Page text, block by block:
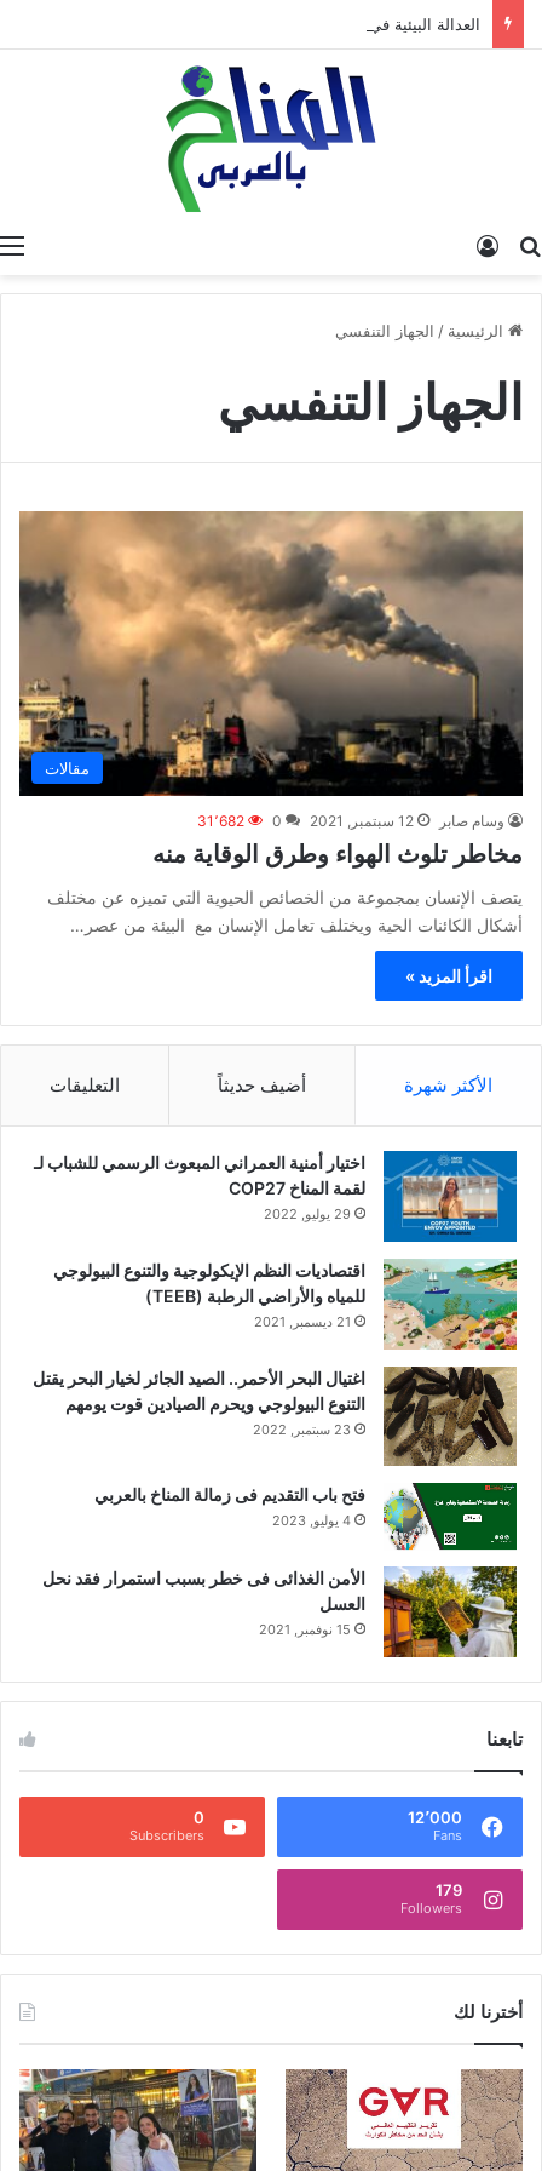
البحث عن
الرئيسية / الجهاز التنفسي
الجهاز التنفسي
مقالات
وسام صابر 12 سبتمبر, 2021 0 31٬682
مخاطر تلوث الهواء وطرق الوقاية منه
يتصف الإنسان بمجموعة من الخصائص الحيوية التي تميزه عن مختلف
أشكال الكائنات الحية ويختلف تعامل الإنسان مع البيئة من عصر…
اقرأ المزيد »
الأكثر شهرة أضيف حديثاً التعليقات
اختيار أمنية العمراني المبعوث الرسمي للشباب لـ
لقمة المناخ COP27
29 يوليو, 2022
اقتصاديات النظم الإيكولوجية والتنوع البيولوجي
للمياه والأراضي الرطبة (TEEB)
21 ديسمبر, 2021
اغتيال البحر الأحمر.. الصيد الجائر لخيار البحر يقتل
التنوع البيولوجي ويحرم الصيادين قوت يومهم
23 سبتمبر, 2022
فتح باب التقديم فى زمالة المناخ بالعربي
4 يوليو, 2023
الأمن الغذائى فى خطر بسبب استمرار فقد نحل
العسل
15 نوفمبر, 2021
تابعنا
12٬000
Fans
0
Subscribers
179
Followers
أخترنا لك